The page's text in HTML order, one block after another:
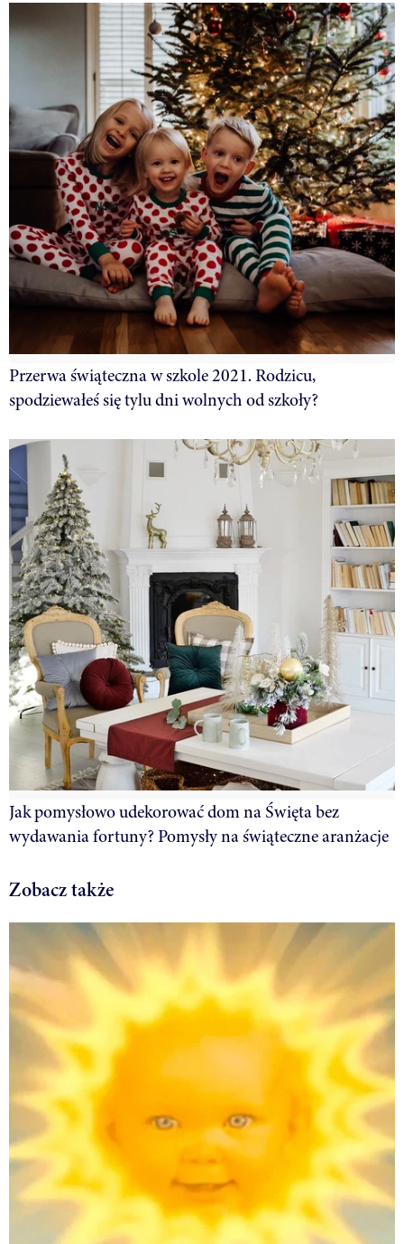
Przerwa świąteczna w szkole 2021. Rodzicu,
spodziewałeś się tylu dni wolnych od szkoły?
Jak pomysłowo udekorować dom na Święta bez
wydawania fortuny? Pomysły na świąteczne aranżacje
Zobacz także